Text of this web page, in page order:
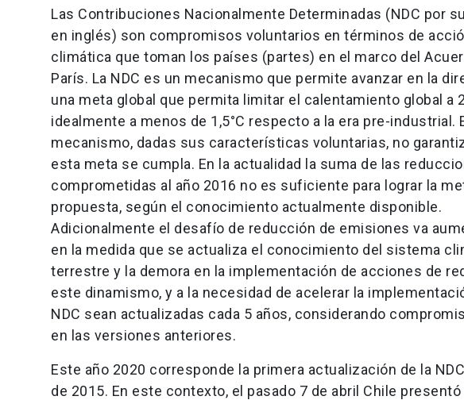
Las Contribuciones Nacionalmente Determinadas (NDC por
en inglés) son compromisos voluntarios en términos de
climática que toman los países (partes) en el marco del
París. La NDC es un mecanismo que permite avanzar en la
una meta global que permita limitar el calentamiento global a
idealmente a menos de 1,5°C respecto a la era pre-industrial.
mecanismo, dadas sus características voluntarias, no
esta meta se cumpla. En la actualidad la suma de las
comprometidas al año 2016 no es suficiente para lograr la
propuesta, según el conocimiento actualmente disponible.
Adicionalmente el desafío de reducción de emisiones va
en la medida que se actualiza el conocimiento del sistema
terrestre y la demora en la implementación de acciones de
este dinamismo, y a la necesidad de acelerar la
NDC sean actualizadas cada 5 años, considerando
en las versiones anteriores.
Este año 2020 corresponde la primera actualización de la
de 2015. En este contexto, el pasado 7 de abril Chile